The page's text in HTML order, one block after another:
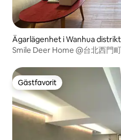
Ägarlägenhet i Wanhua distrikt
Smile Deer Home @台北西門
Gästfavorit
Gästfavorit